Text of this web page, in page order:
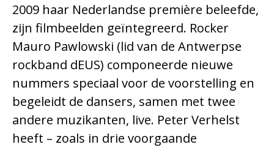
2009 haar Nederlandse première beleefde,
zijn filmbeelden geïntegreerd. Rocker
Mauro Pawlowski (lid van de Antwerpse
rockband dEUS) componeerde nieuwe
nummers speciaal voor de voorstelling en
begeleidt de dansers, samen met twee
andere muzikanten, live. Peter Verhelst
heeft – zoals in drie voorgaande